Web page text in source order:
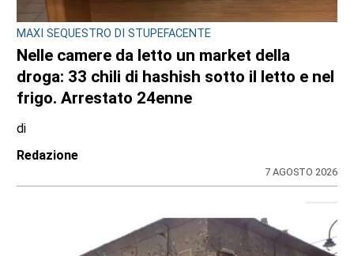
MAXI SEQUESTRO DI STUPEFACENTE
Nelle camere da letto un market della
droga: 33 chili di hashish sotto il letto e nel
frigo. Arrestato 24enne
di
Redazione
7 AGOSTO 2026